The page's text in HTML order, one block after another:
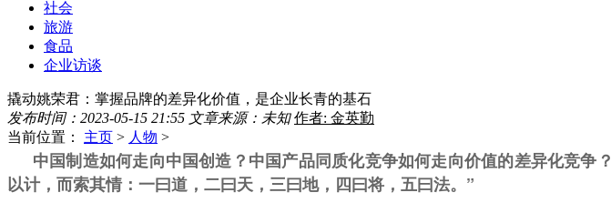
社会
旅游
食品
企业访谈
撬动姚荣君：掌握品牌的差异化价值，是企业长青的基石
发布时间：2023-05-15 21:55 文章来源：未知 作者: 金英勤
当前位置： 主页 > 人物 >
中国制造如何走向中国创造？中国产品同质化竞争如何走向价值的差异化竞争？
以计，而索其情：一曰道，二曰天，三曰地，四曰将，五曰法。”